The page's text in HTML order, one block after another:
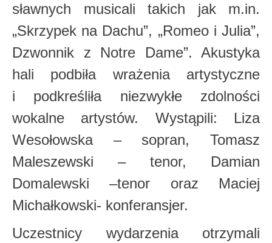
sławnych musicali takich jak m.in.
„Skrzypek na Dachu”, „Romeo i Julia”,
Dzwonnik z Notre Dame”. Akustyka
hali podbiła wrażenia artystyczne
i podkreśliła niezwykłe zdolności
wokalne artystów. Wystąpili: Liza
Wesołowska – sopran, Tomasz
Maleszewski – tenor, Damian
Domalewski –tenor oraz Maciej
Michałkowski- konferansjer.
Uczestnicy wydarzenia otrzymali